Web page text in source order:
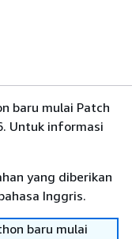
baru mulai Patch
Untuk informasi
yang diberikan
Inggris.
baru mulai